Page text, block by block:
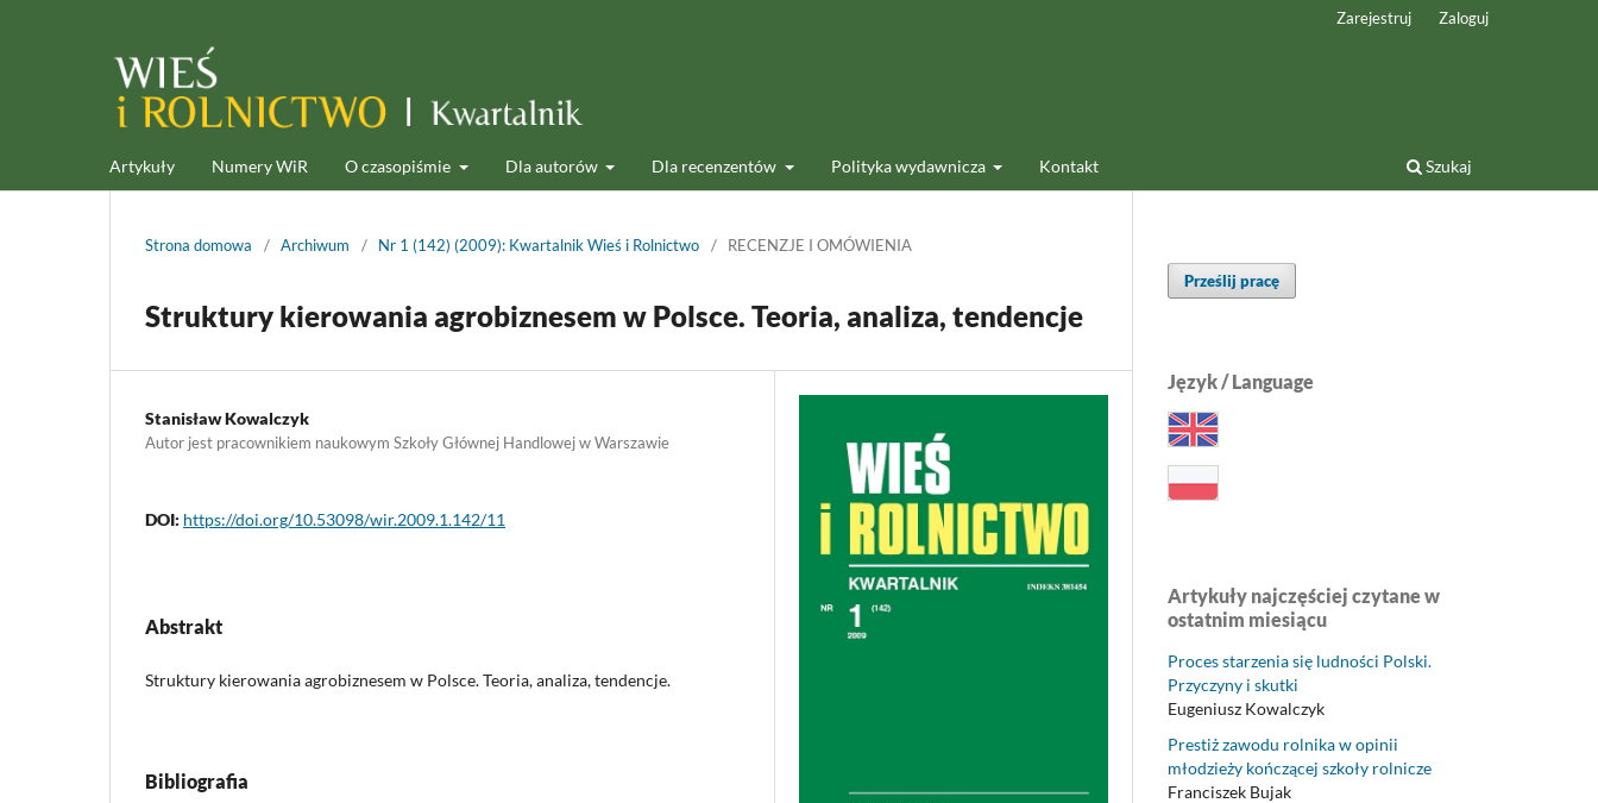
Artykuły Numery WiR O czasopiśmie Dla autorów Dla recenzentów Polityka wydawnicza Kontakt Szukaj
Zarejestruj Zaloguj
Strona domowa / Archiwum / Nr 1 (142) (2009): Kwartalnik Wieś i Rolnictwo / RECENZJE I OMÓWIENIA
Struktury kierowania agrobiznesem w Polsce. Teoria, analiza, tendencje
Stanisław Kowalczyk
Autor jest pracownikiem naukowym Szkoły Głównej Handlowej w Warszawie
DOI: https://doi.org/10.53098/wir.2009.1.142/11
Abstrakt
Struktury kierowania agrobiznesem w Polsce. Teoria, analiza, tendencje.
Bibliografia
Prześlij pracę
Język / Language
Artykuły najczęściej czytane w
ostatnim miesiącu
Proces starzenia się ludności Polski.
Przyczyny i skutki
Eugeniusz Kowalczyk
Prestiż zawodu rolnika w opinii
młodzieży kończącej szkoły rolnicze
Franciszek Bujak